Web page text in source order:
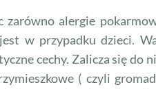
alergie
w przypadku dzieci.
cechy. Zalicza się do
( czyli